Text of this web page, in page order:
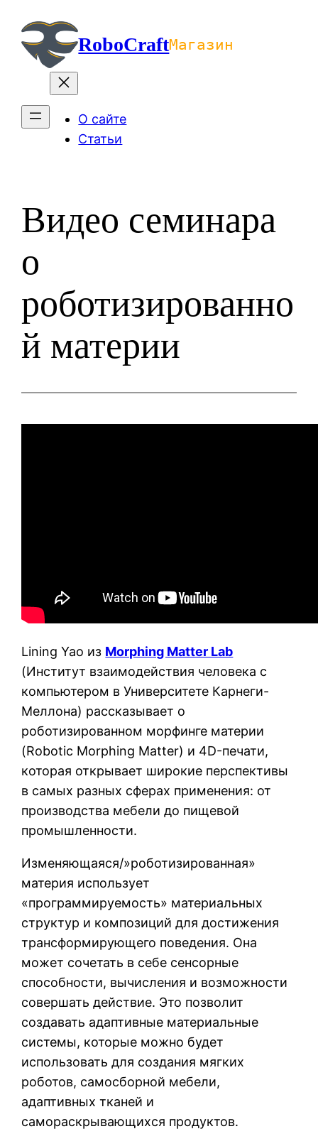
содержимомуRoboCraftМагазин
О сайте
Статьи
Видео семинара
о
роботизированно
й материи
Lining Yao из Morphing Matter Lab
(Институт взаимодействия человека с
компьютером в Университете Карнеги-
Меллона) рассказывает о
роботизированном морфинге материи
(Robotic Morphing Matter) и 4D-печати,
которая открывает широкие перспективы
в самых разных сферах применения: от
производства мебели до пищевой
промышленности.
Изменяющаяся/»роботизированная»
материя использует
«программируемость» материальных
структур и композиций для достижения
трансформирующего поведения. Она
может сочетать в себе сенсорные
способности, вычисления и возможности
совершать действие. Это позволит
создавать адаптивные материальные
системы, которые можно будет
использовать для создания мягких
роботов, самосборной мебели,
адаптивных тканей и
самораскрывающихся продуктов.